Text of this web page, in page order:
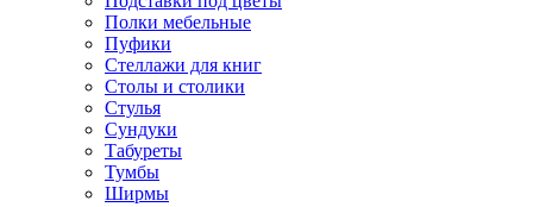
Полки мебельные
Пуфики
Стеллажи для книг
Столы и столики
Стулья
Сундуки
Табуреты
Тумбы
Ширмы